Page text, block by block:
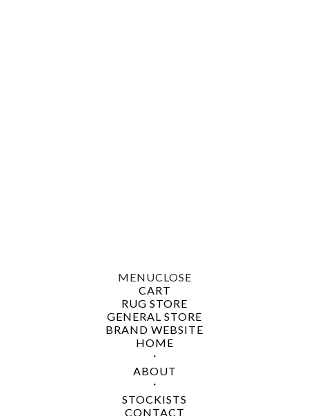
MENUCLOSE
CART
RUG STORE
GENERAL STORE
BRAND WEBSITE
HOME
・
ABOUT
・
STOCKISTS
CONTACT